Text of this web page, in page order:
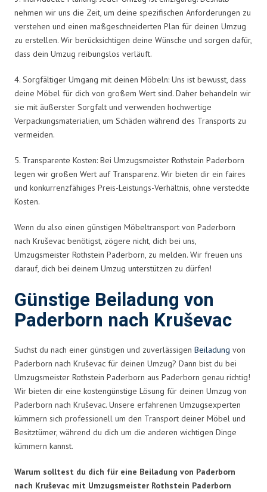
nehmen wir uns die Zeit, um deine spezifischen Anforderungen zu
verstehen und einen maßgeschneiderten Plan für deinen Umzug
zu erstellen. Wir berücksichtigen deine Wünsche und sorgen dafür,
dass dein Umzug reibungslos verläuft.
4. Sorgfältiger Umgang mit deinen Möbeln: Uns ist bewusst, dass
deine Möbel für dich von großem Wert sind. Daher behandeln wir
sie mit äußerster Sorgfalt und verwenden hochwertige
Verpackungsmaterialien, um Schäden während des Transports zu
vermeiden.
5. Transparente Kosten: Bei Umzugsmeister Rothstein Paderborn
legen wir großen Wert auf Transparenz. Wir bieten dir ein faires
und konkurrenzfähiges Preis-Leistungs-Verhältnis, ohne versteckte
Kosten.
Wenn du also einen günstigen Möbeltransport von Paderborn
nach Kruševac benötigst, zögere nicht, dich bei uns,
Umzugsmeister Rothstein Paderborn, zu melden. Wir freuen uns
darauf, dich bei deinem Umzug unterstützen zu dürfen!
Günstige Beiladung von
Paderborn nach Kruševac
Suchst du nach einer günstigen und zuverlässigen Beiladung von
Paderborn nach Kruševac für deinen Umzug? Dann bist du bei
Umzugsmeister Rothstein Paderborn aus Paderborn genau richtig!
Wir bieten dir eine kostengünstige Lösung für deinen Umzug von
Paderborn nach Kruševac. Unsere erfahrenen Umzugsexperten
kümmern sich professionell um den Transport deiner Möbel und
Besitztümer, während du dich um die anderen wichtigen Dinge
kümmern kannst.
Warum solltest du dich für eine Beiladung von Paderborn
nach Kruševac mit Umzugsmeister Rothstein Paderborn